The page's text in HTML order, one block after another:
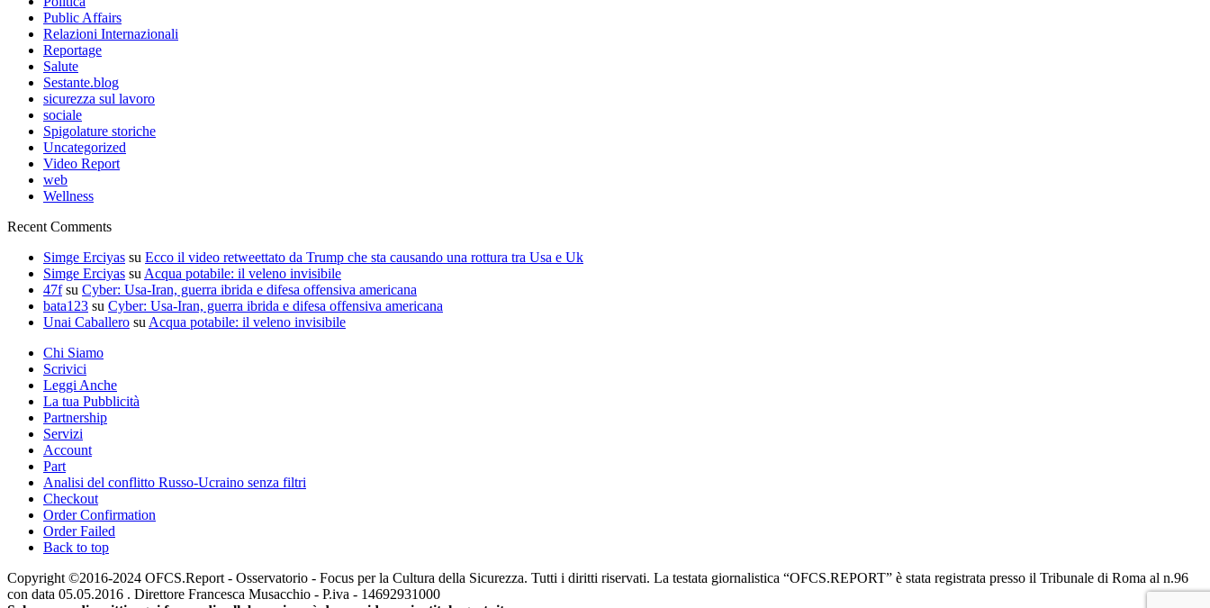
Public Affairs
Relazioni Internazionali
Reportage
Salute
Sestante.blog
sicurezza sul lavoro
sociale
Spigolature storiche
Uncategorized
Video Report
web
Wellness
Recent Comments
Simge Erciyas su Ecco il video retweettato da Trump che sta causando una rottura tra Usa e Uk
Simge Erciyas su Acqua potabile: il veleno invisibile
47fsu Cyber: Usa-Iran, guerra ibrida e difesa offensiva americana
bata123 su Cyber: Usa-Iran, guerra ibrida e difesa offensiva americana
Unai Caballero su Acqua potabile: il veleno invisibile
Chi Siamo
Scrivici
Leggi Anche
La tua Pubblicità
Partnership
Servizi
Account
Part
Analisi del conflitto Russo-Ucraino senza filtri
Checkout
Order Confirmation
Order Failed
Back to top
Copyright ©2016-2024 OFCS.Report - Osservatorio - Focus per la Cultura della Sicurezza. Tutti i diritti riservati. La testata giornalistica “OFCS.REPORT” è stata registrata presso il Tribunale di Roma al n.96
con data 05.05.2016 . Direttore Francesca Musacchio - P.iva - 14692931000